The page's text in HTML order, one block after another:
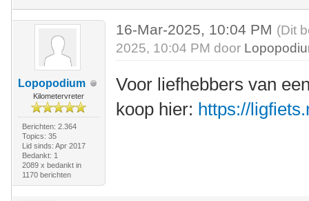
Lopopodium
Kilometervreter
Berichten: 2.364
Topics: 35
Lid sinds: Apr 2017
Bedankt: 1
2089 x bedankt in
1170 berichten
16-Mar-2025, 10:04 PM (Dit
2025, 10:04 PM door
Voor liefhebbers van
koop hier: https://